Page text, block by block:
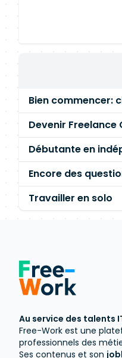
Bien commencer:
Devenir Freelance
Débutante en
Encore des
Travailler en solo
Au service des talents
Free-Work est une
professionnels des
Ses contenus et son